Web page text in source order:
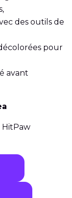
des outils de
pour
avant
HitPaw